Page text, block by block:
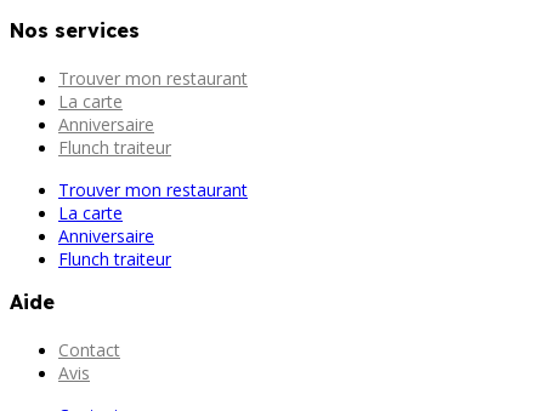
Nos services
Trouver mon restaurant
La carte
Anniversaire
Flunch traiteur
Trouver mon restaurant
La carte
Anniversaire
Flunch traiteur
Aide
Contact
Avis